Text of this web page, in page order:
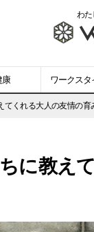
わた
-
ト
康 ワークスタ
てくれる大人の友情の育
に教え